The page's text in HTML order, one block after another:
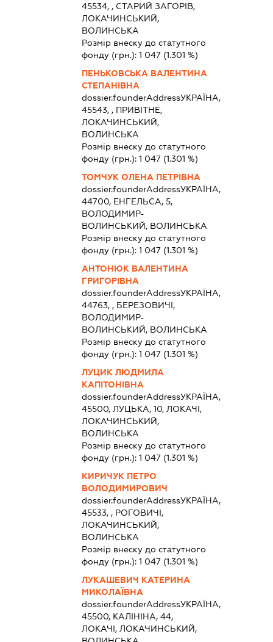
45534, , СТАРИЙ ЗАГОРІВ,
ЛОКАЧИНСЬКИЙ,
ВОЛИНСЬКА
Розмір внеску до статутного
фонду (грн.):1 047 (1.301 %)
ПЕНЬКОВСЬКА ВАЛЕНТИНА
СТЕПАНІВНА
dossier.founderAddressУКРАЇНА,
45543, , ПРИВІТНЕ,
ЛОКАЧИНСЬКИЙ,
ВОЛИНСЬКА
Розмір внеску до статутного
фонду (грн.):1 047 (1.301 %)
ТОМЧУК ОЛЕНА ПЕТРІВНА
dossier.founderAddressУКРАЇНА,
44700, ЕНГЕЛЬСА, 5,
ВОЛОДИМИР-
ВОЛИНСЬКИЙ, ВОЛИНСЬКА
Розмір внеску до статутного
фонду (грн.):1 047 (1.301 %)
АНТОНЮК ВАЛЕНТИНА
ГРИГОРІВНА
dossier.founderAddressУКРАЇНА,
44763, , БЕРЕЗОВИЧІ,
ВОЛОДИМИР-
ВОЛИНСЬКИЙ, ВОЛИНСЬКА
Розмір внеску до статутного
фонду (грн.):1 047 (1.301 %)
ЛУЦИК ЛЮДМИЛА
КАПІТОНІВНА
dossier.founderAddressУКРАЇНА,
45500, ЛУЦЬКА, 10, ЛОКАЧІ,
ЛОКАЧИНСЬКИЙ,
ВОЛИНСЬКА
Розмір внеску до статутного
фонду (грн.):1 047 (1.301 %)
КИРИЧУК ПЕТРО
ВОЛОДИМИРОВИЧ
dossier.founderAddressУКРАЇНА,
45533, , РОГОВИЧІ,
ЛОКАЧИНСЬКИЙ,
ВОЛИНСЬКА
Розмір внеску до статутного
фонду (грн.):1 047 (1.301 %)
ЛУКАШЕВИЧ КАТЕРИНА
МИКОЛАЇВНА
dossier.founderAddressУКРАЇНА,
45500, КАЛІНІНА, 44,
ЛОКАЧІ, ЛОКАЧИНСЬКИЙ,